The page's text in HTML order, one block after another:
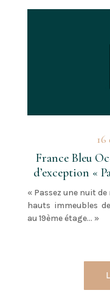
France Bleu
d’exception «
« Passez une nuit
hauts immeubles
au 19ème étage… »